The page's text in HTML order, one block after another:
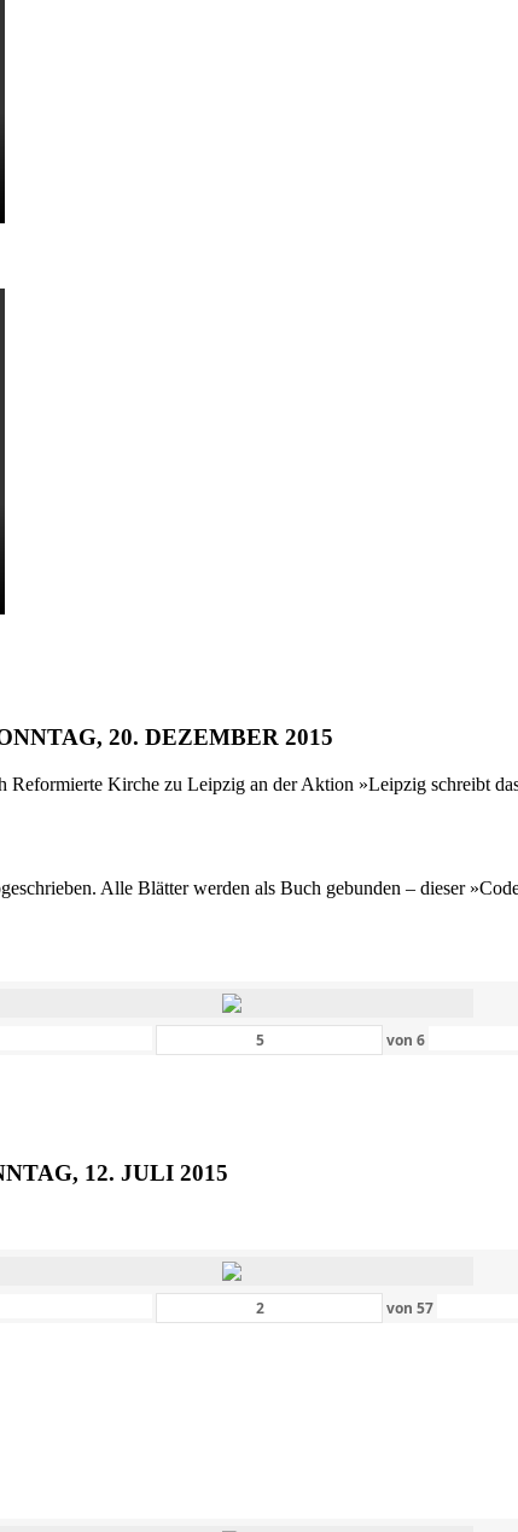
20. DEZEMBER 2015
Kirche zu Leipzig an der Aktion »Leipzig schreibt
Alle Blätter werden als Buch gebunden – dieser
von6
12. JULI 2015
von57